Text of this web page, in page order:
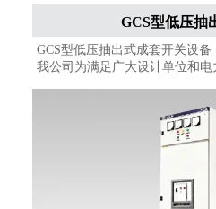
GCS型低压抽
GCS型低压抽出式成套开关设
我公司为满足广大设计单位和电
该产品目前已被电力用户广泛
厂、石油、化工、冶金、纺织